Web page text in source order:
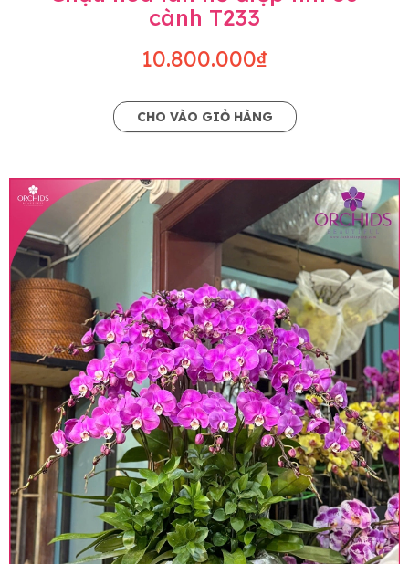
cành T233
10.800.000₫
CHO VÀO GIỎ HÀNG